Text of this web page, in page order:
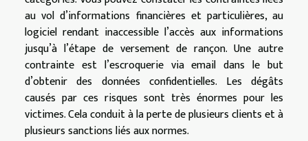
au vol d’informations financières et particulières, au
logiciel rendant inaccessible l’accès aux informations
jusqu’à l’étape de versement de rançon. Une autre
contrainte est l’escroquerie via email dans le but
d’obtenir des données confidentielles. Les dégâts
causés par ces risques sont très énormes pour les
victimes. Cela conduit à la perte de plusieurs clients et à
plusieurs sanctions liés aux normes.